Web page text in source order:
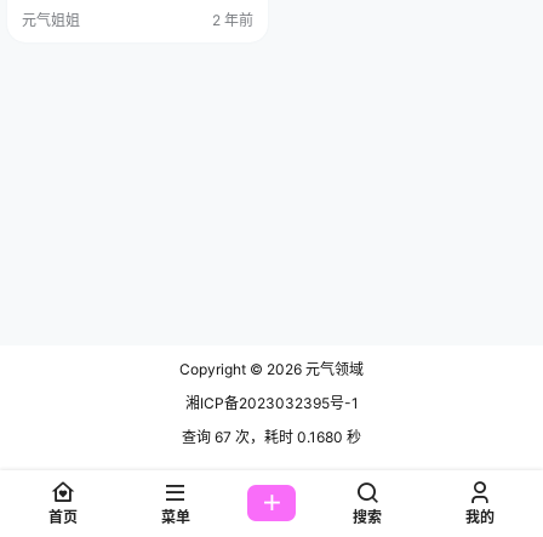
体重 55 公斤，拥有傲人的身材比例
元气姐姐 2 年前
Copyright © 2026 元气领域
湘ICP备2023032395号-1
查询 67 次，耗时 0.1680 秒
首页 菜单 搜索 我的